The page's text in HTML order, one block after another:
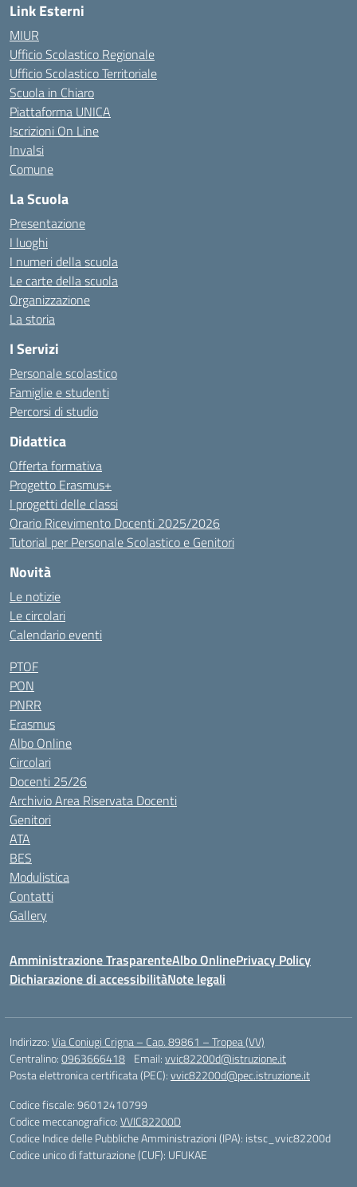
Link Esterni
MIUR
Ufficio Scolastico Regionale
Ufficio Scolastico Territoriale
Scuola in Chiaro
Piattaforma UNICA
Iscrizioni On Line
Invalsi
Comune
La Scuola
Presentazione
I luoghi
I numeri della scuola
Le carte della scuola
Organizzazione
La storia
I Servizi
Personale scolastico
Famiglie e studenti
Percorsi di studio
Didattica
Offerta formativa
Progetto Erasmus+
I progetti delle classi
Orario Ricevimento Docenti 2025/2026
Tutorial per Personale Scolastico e Genitori
Novità
Le notizie
Le circolari
Calendario eventi
PTOF
PON
PNRR
Erasmus
Albo Online
Circolari
Docenti 25/26
Archivio Area Riservata Docenti
Genitori
ATA
BES
Modulistica
Contatti
Gallery
Amministrazione TrasparenteAlbo OnlinePrivacy Policy
Dichiarazione di accessibilitàNote legali
Indirizzo:Via Coniugi Crigna – Cap. 89861 – Tropea (VV)
Centralino:0963666418 Email:vvic82200d@istruzione.it
Posta elettronica certificata (PEC):vvic82200d@pec.istruzione.it
Codice fiscale: 96012410799
Codice meccanografico:VVIC82200D
Codice Indice delle Pubbliche Amministrazioni (IPA): istsc_vvic82200d
Codice unico di fatturazione (CUF): UFUKAE